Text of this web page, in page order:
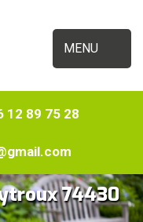
MENU
12 89 75 28
74430